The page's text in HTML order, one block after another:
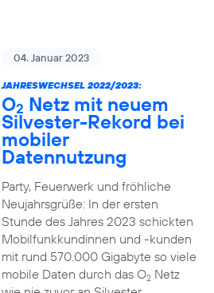
04. Januar 2023
JAHRESWECHSEL 2022/2023:
O2 Netz mit neuem
Silvester-Rekord bei
mobiler
Datennutzung
Party, Feuerwerk und fröhliche
Neujahrsgrüße: In der ersten
Stunde des Jahres 2023 schickten
Mobilfunkkundinnen und -kunden
mit rund 570.000 Gigabyte so viele
mobile Daten durch das O2Netz